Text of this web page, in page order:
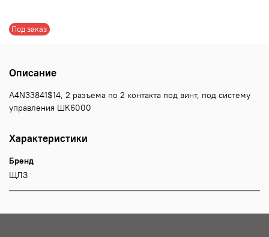
Под заказ
Описание
A4N33841$14, 2 разъема по 2 контакта под винт, под систему
управления ШК6000
Характеристики
Бренд
ЩЛЗ